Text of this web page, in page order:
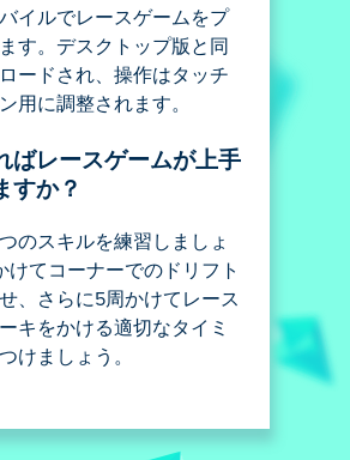
イルでレースゲームをプ
す。デスクトップ版と同
ードされ、操作はタッチ
用に調整されます。
ばレースゲームが上手
すか？
のスキルを練習しましょ
けてコーナーでのドリフト
、さらに5周かけてレース
キをかける適切なタイミ
けましょう。